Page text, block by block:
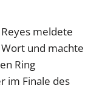
meldete
und machte
Ring
im Finale des